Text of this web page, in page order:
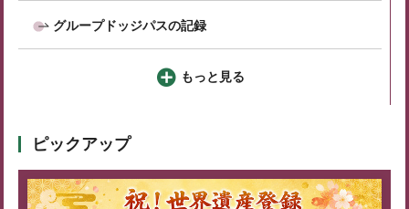
グループドッジパスの記録
もっと見る
ピックアップ